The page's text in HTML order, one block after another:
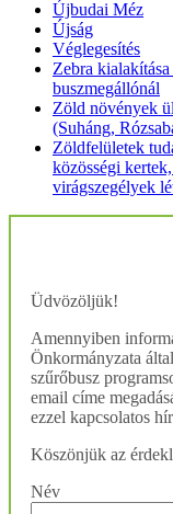
Újbudai Méz
Újság
Véglegesítés
Zebra
buszmegállónál
Zöld növények
(Suháng,
Zöldfelületek
közösségi
virágszegélyek
Üdvözöljük!
Amennyiben
Önkormányzata
szűrőbusz
email címe
ezzel kapcsolatos
Köszönjük az
Név